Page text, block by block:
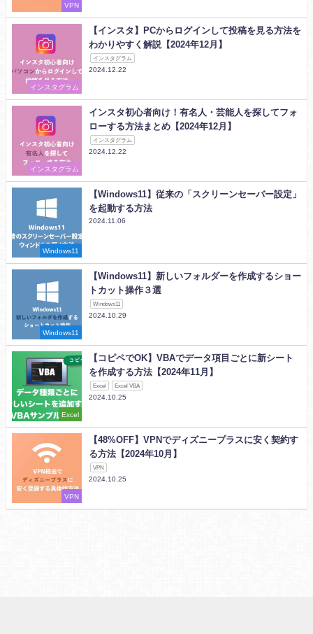
VPN
インスタグラム
【インスタ】PCからログインして投稿を見る方法を
わかりやすく解説【2024年12月】
インスタグラム
2024.12.22
インスタグラム
インスタ初心者向け！有名人・芸能人を探してフォ
ローする方法まとめ【2024年12月】
インスタグラム
2024.12.22
Windows11
【Windows11】従来の「スクリーンセーバー設定」
を起動する方法
2024.11.06
Windows11
【Windows11】新しいフォルダーを作成するショー
トカット操作３選
Windows11
2024.10.29
Excel
【コピペでOK】VBAでデータ項目ごとに新シート
を作成する方法【2024年11月】
Excel Excel VBA
2024.10.25
VPN
【48%OFF】VPNでディズニープラスに安く契約す
る方法【2024年10月】
VPN
2024.10.25